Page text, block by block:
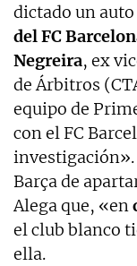
dictado un auto
del FC
Negreira, ex
de Árbitros
equipo de
con el FC
investigación».
Barça de
Alega que, «en
el club blanco
ella.